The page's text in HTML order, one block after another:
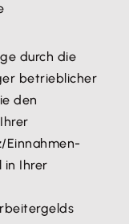
EUR
EUR
Nebenjob
verdient.
Beginn der
die Einkünfte
Ist-Entgelt
wird durch den
dürfen für
kein
nicht
Es darf
durch die
betrieblicher
den
Einnahmen-
in Ihrer